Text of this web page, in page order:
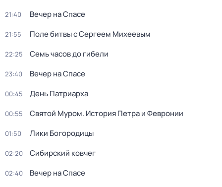
21:40 Вечер на Спасе
21:55 Поле битвы с Сергеем Михеевым
22:25 Семь часов до гибели
23:40 Вечер на Спасе
00:45 День Патриарха
00:55 Святой Муром. История Петра и Февронии
01:50 Лики Богородицы
02:20 Сибирский ковчег
02:40 Вечер на Спасе